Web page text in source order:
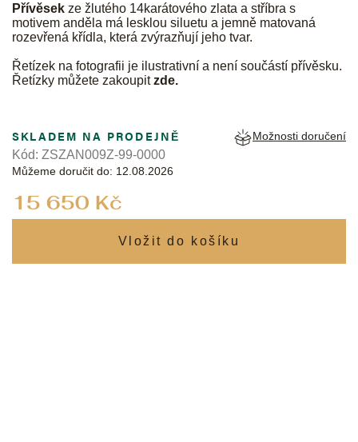
Přívěsek ze žlutého 14karátového zlata a stříbra s
motivem anděla má lesklou siluetu a jemně matovaná
rozevřená křídla, která zvýrazňují jeho tvar.
Řetízek na fotografii je ilustrativní a není součástí přívěsku.
Řetízky můžete zakoupitzde.
15 650 Kč
SKLADEM NA PRODEJNĚ
Můžeme doručit do: 12.08.2026
Možnosti doručení
Kód: ZSZAN009Z-99-0000